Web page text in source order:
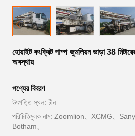
হোয়াইট কংক্রিট পাম্প জুমলিয়ন ভাড়া 38
অবস্থায়
পণ্যের বিবরণ
উৎপত্তি স্থল: চীন
পরিচিতিমুলক নাম: Zoomlion、XCMG、
Botham、